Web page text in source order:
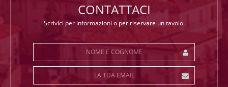
CONTATTACI
Scrivici per informazioni o per riservare un tavolo.
Nome e Cognome*
La tua Email*